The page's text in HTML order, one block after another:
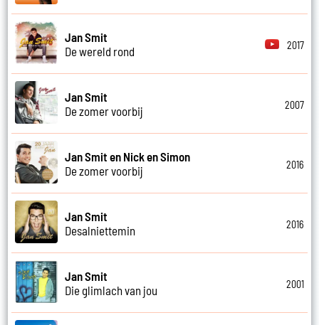
Jan Smit
De wereld rond
2017
Jan Smit
De zomer voorbij
2007
Jan Smit en Nick en Simon
De zomer voorbij
2016
Jan Smit
Desalniettemin
2016
Jan Smit
Die glimlach van jou
2001